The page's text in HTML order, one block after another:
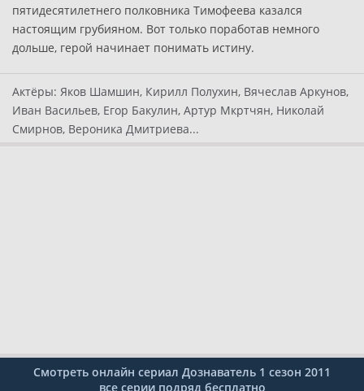
пятидесятилетнего полковника Тимофеева казался
настоящим грубияном. Вот только поработав немного
дольше, герой начинает понимать истину.
Актёры: Яков Шамшин, Кирилл Полухин, Вячеслав Аркунов,
Иван Васильев, Егор Бакулин, Артур Мкртчян, Николай
Смирнов, Вероника Дмитриева...
Смотреть онлайн сериал Дознаватель 1 сезон 2011
все серии подряд бесплатно